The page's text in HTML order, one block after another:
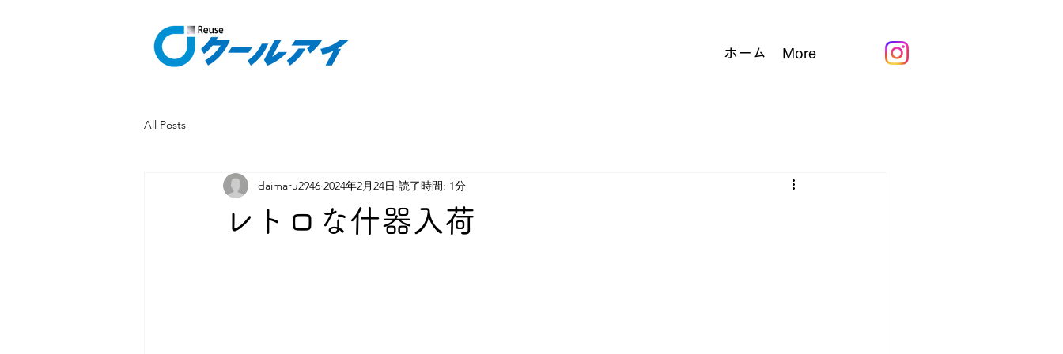
ホーム More
All Posts
レトロな什器入荷
daimaru2946 2024年2月24日 読了時間: 1分